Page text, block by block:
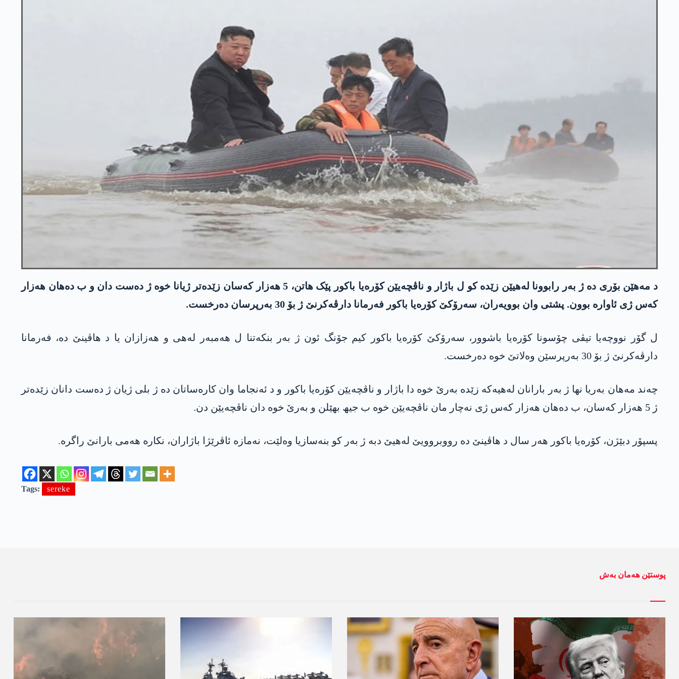
د مەھێن بۆری دە ژ بەر رابوونا لەھیێن زێدە کو ل باژار و ناڤچەیێن کۆرەیا باکور پێک ھاتن، 5 ھەزار کەسان زێدەتر ژیانا خوە ژ دەست دان و ب دەھان ھەزار
کەس ژی ئاوارە بوون. پشتی وان بوویەران، سەرۆکێ کۆرەیا باکور فەرمانا دارڤەکرنێ ژ بۆ 30 بەرپرسان دەرخست.
ل گۆر نووچەیا تیڤی چۆسونا کۆرەیا باشوور، سەرۆکێ کۆرەیا باکور کیم جۆنگ ئون ژ بەر بنکەتنا ل ھەمبەر لەھی و ھەزازان یا د ھاڤینێ دە، فەرمانا
دارڤەکرنێ ژ بۆ 30 بەرپرسێن وەلاتێ خوە دەرخست.
چەند مەھان بەریا نھا ژ بەر بارانان لەھیەکە زێدە بەرێ خوە دا باژار و ناڤچەیێن کۆرەیا باکور و د ئەنجاما وان کارەساتان دە ژ بلی ژیان ژ دەست دانان زێدەتر
ژ 5 ھەزار کەسان، ب دەھان ھەزار کەس ژی نەچار مان ناڤچەیێن خوە ب جیھ بھێلن و بەرێ خوە دان ناڤچەیێن دن.
پسپۆر دبێژن، کۆرەیا باکور ھەر سال د ھاڤینێ دە رووبروویێ لەھیێ دبە ژ بەر کو بنەسازیا وەلێت، نەمازە ئاڤرێژا باژاران، نکارە ھەمی بارانێ راگرە.
Tags: sereke
پوستێن ھەمان بەش